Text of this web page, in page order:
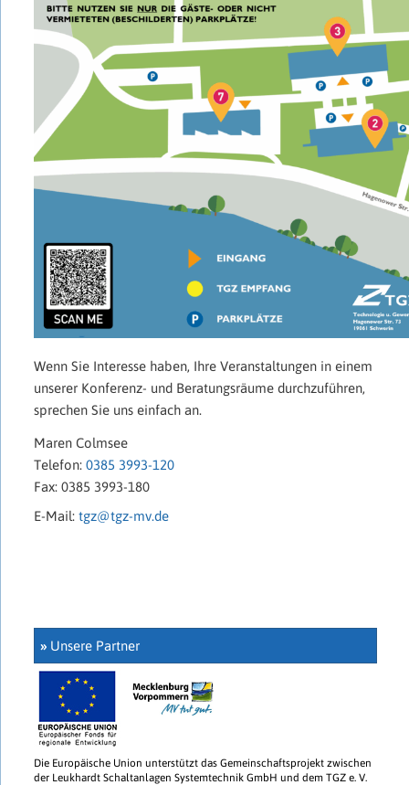
Wenn Sie Interesse haben, Ihre Veranstaltungen in einem
unserer Konferenz- und Beratungsräume durchzuführen,
sprechen Sie uns einfach an.
Maren Colmsee
Telefon: 0385 3993-120
Fax: 0385 3993-180
E-Mail: tgz@tgz-mv.de
»Unsere Partner
Die Europäische Union unterstützt das Gemeinschaftsprojekt zwischen
der Leukhardt Schaltanlagen Systemtechnik GmbH und dem TGZ e. V.